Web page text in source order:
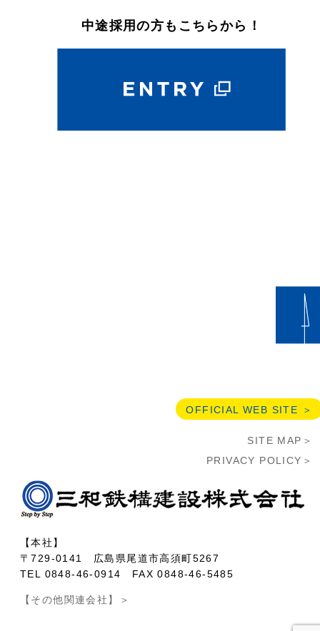
中途採用の方もこちらから！
OFFICIAL WEB SITE ＞
SITE MAP＞
PRIVACY POLICY＞
【本社】
〒729-0141 広島県尾道市高須町5267
TEL 0848-46-0914 FAX 0848-46-5485
【その他関連会社】＞